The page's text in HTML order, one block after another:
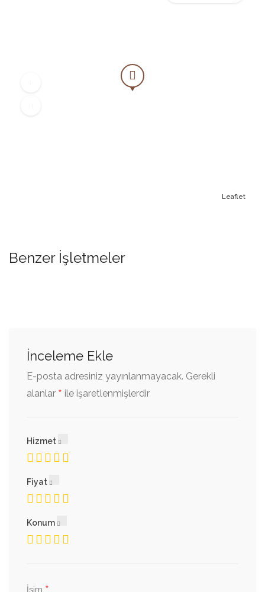
Leaflet
Benzer İşletmeler
İnceleme Ekle
E-posta adresiniz yayınlanmayacak. Gerekli
alanlar * ile işaretlenmişlerdir
Hizmet
Fiyat
Konum
İsim